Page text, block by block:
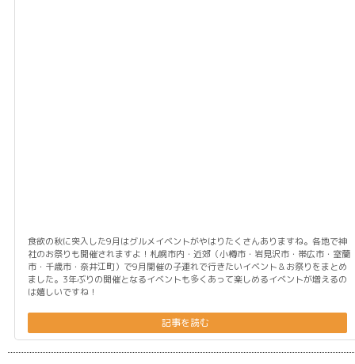
食欲の秋に突入した9月はグルメイベントがやはりたくさんありますね。各地で神
社のお祭りも開催されますよ！札幌市内・近郊（小樽市・岩見沢市・帯広市・室蘭
市・千歳市・奈井江町）で9月開催の子連れで行きたいイベント＆お祭りをまとめ
ました。3年ぶりの開催となるイベントも多くあって楽しめるイベントが増えるの
は嬉しいですね！
記事を読む